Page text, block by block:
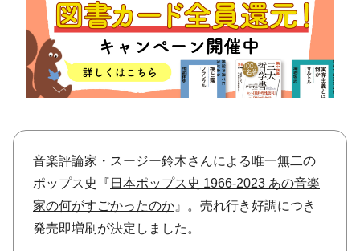
その他
きょうの レシピ
レシピ その他
ABOUT
keyword
音楽評論家・スージー鈴木さんによる唯一無二の
ポップス史『 日本ポップス史 1966-2023 あの音楽
家の何がすごかったのか 』。売れ行き好調につき
発売即増刷が決定しました。